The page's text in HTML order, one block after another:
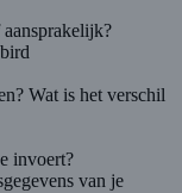
Wat is het verschil
invoert?
van je